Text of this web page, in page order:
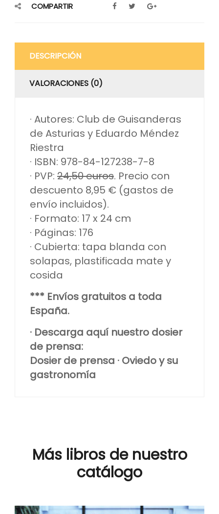
COMPARTIR
DESCRIPCIÓN
VALORACIONES (0)
· Autores: Club de Guisanderas
de Asturias y Eduardo Méndez
Riestra
· ISBN: 978-84-127238-7-8
· PVP: 24,50 euros. Precio con
descuento 8,95 € (gastos de
envío incluidos).
· Formato: 17 x 24 cm
· Páginas: 176
· Cubierta: tapa blanda con
solapas, plastificada mate y
cosida
*** Envíos gratuitos a toda
España.
· Descarga aquí nuestro dosier
de prensa:
Dosier de prensa · Oviedo y su
gastronomía
Más libros de nuestro
catálogo